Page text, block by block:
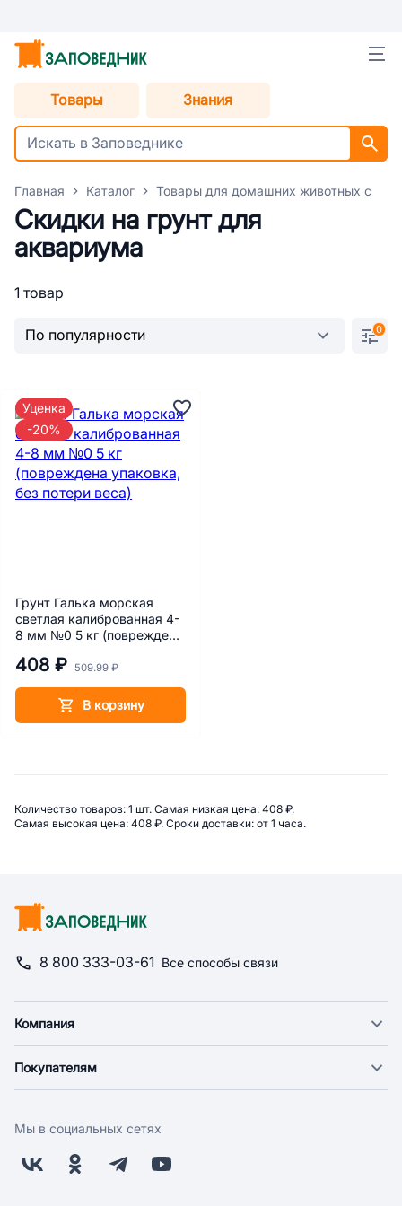
Товары Знания
Главная Каталог Товары для домашних животных с
Скидки на грунт для
аквариума
1 товар
0
Грунт Галька морская
светлая калиброванная 4-
8 мм №0 5 кг (повреждена
408 ₽ 509.99 ₽
В корзину
Уценка
-20%
Сводная информация по
Количество товаров: 1 шт. Самая низкая цена: 408 ₽.
Самая высокая цена: 408 ₽. Сроки доставки: от 1 часа.
8 800 333-03-61 Все способы связи
Компания
Новости
Поставщикам
Заводчикам
Покупателям
Оплата
Бонусная программа
Мы в социальных сетях